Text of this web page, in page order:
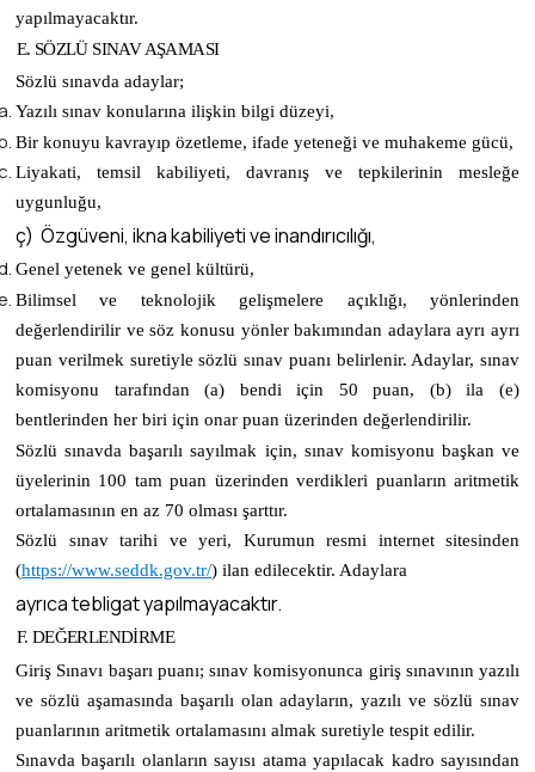
yapılmayacaktır.
E. SÖZLÜ SINAV AŞAMASI
Sözlü sınavda adaylar;
Yazılı sınav konularına ilişkin bilgi düzeyi,
Bir konuyu kavrayıp özetleme, ifade yeteneği ve muhakeme gücü,
Liyakati, temsil kabiliyeti, davranış ve tepkilerinin mesleğe
uygunluğu,
ç) Özgüveni, ikna kabiliyeti ve inandırıcılığı,
Genel yetenek ve genel kültürü,
Bilimsel ve teknolojik gelişmelere açıklığı, yönlerinden
değerlendirilir ve söz konusu yönler bakımından adaylara ayrı ayrı
puan verilmek suretiyle sözlü sınav puanı belirlenir. Adaylar, sınav
komisyonu tarafından (a) bendi için 50 puan, (b) ila (e)
bentlerinden her biri için onar puan üzerinden değerlendirilir.
Sözlü sınavda başarılı sayılmak için, sınav komisyonu başkan ve
üyelerinin 100 tam puan üzerinden verdikleri puanların aritmetik
ortalamasının en az 70 olması şarttır.
Sözlü sınav tarihi ve yeri, Kurumun resmi internet sitesinden
(https://www.seddk.gov.tr/) ilan edilecektir. Adaylara
ayrıca tebligat yapılmayacaktır.
F. DEĞERLENDİRME
Giriş Sınavı başarı puanı; sınav komisyonunca giriş sınavının yazılı
ve sözlü aşamasında başarılı olan adayların, yazılı ve sözlü sınav
puanlarının aritmetik ortalamasını almak suretiyle tespit edilir.
Sınavda başarılı olanların sayısı atama yapılacak kadro sayısından